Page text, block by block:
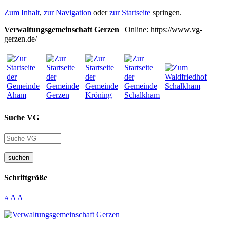
Zum Inhalt, zur Navigation oderzur Startseite springen.
Verwaltungsgemeinschaft Gerzen | Online: https://www.vg-
gerzen.de/
Suche VG
suchen
Schriftgröße
A A A